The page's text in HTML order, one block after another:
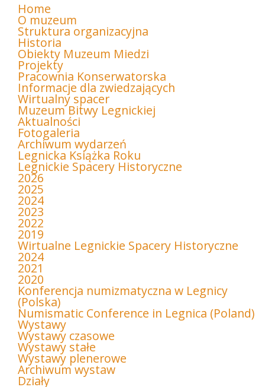
Home
O muzeum
Struktura organizacyjna
Historia
Obiekty Muzeum Miedzi
Projekty
Pracownia Konserwatorska
Informacje dla zwiedzających
Wirtualny spacer
Muzeum Bitwy Legnickiej
Aktualności
Fotogaleria
Archiwum wydarzeń
Legnicka Książka Roku
Legnickie Spacery Historyczne
2026
2025
2024
2023
2022
2019
Wirtualne Legnickie Spacery Historyczne
2024
2021
2020
Konferencja numizmatyczna w Legnicy
(Polska)
Numismatic Conference in Legnica (Poland)
Wystawy
Wystawy czasowe
Wystawy stałe
Wystawy plenerowe
Archiwum wystaw
Działy